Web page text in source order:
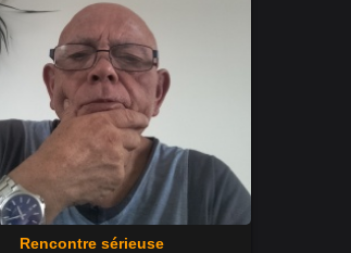
Rencontre sérieuse